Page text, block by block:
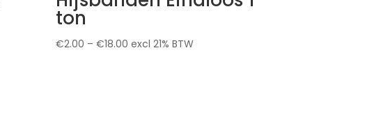
ton
€2.00 –€18.00 excl 21% BTW